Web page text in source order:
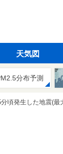
天気図
分布予測
分頃発生した地震(最